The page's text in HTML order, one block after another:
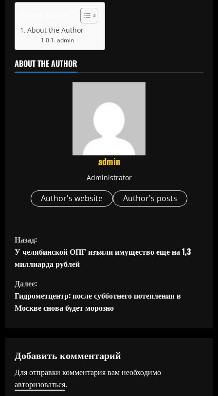
About the Author
admin
ABOUT THE AUTHOR
admin
Administrator
Author's website Author's posts
П
р
о
д
о
ж
и
Назад:
У челябинской ОПГ изъяли имущество еще на 1,3
миллиарда рублей
Далее:
Гидрометцентр: после субботнего потепления в
Москве снова будет морозно
Добавить комментарий
Для отправки комментария вам необходимо
авторизоваться.